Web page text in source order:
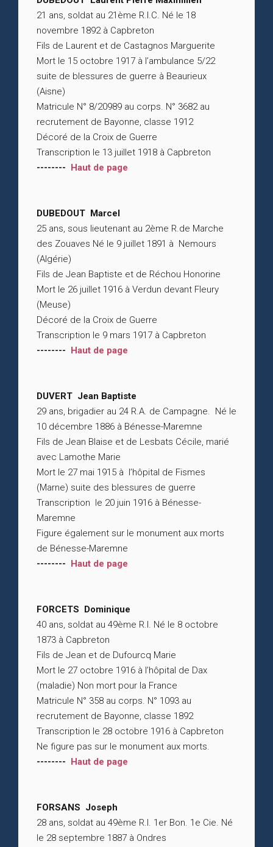
21 ans, soldat au 21ème R.I.C. Né le 18
novembre 1892 à Capbreton
Fils de Laurent et de Castagnos Marguerite
Mort le 15 octobre 1917 à l’ambulance 5/22
suite de blessures de guerre à Beaurieux
(Aisne)
Matricule N° 8/20989 au corps. N° 3682 au
recrutement de Bayonne, classe 1912
Décoré de la Croix de Guerre
Transcription le 13 juillet 1918 à Capbreton
-------- Haut de page
DUBEDOUT Marcel
25 ans, sous lieutenant au 2ème R.de Marche
des Zouaves Né le 9 juillet 1891 à Nemours
(Algérie)
Fils de Jean Baptiste et de Réchou Honorine
Mort le 26 juillet 1916 à Verdun devant Fleury
(Meuse)
Décoré de la Croix de Guerre
Transcription le 9 mars 1917 à Capbreton
-------- Haut de page
DUVERT Jean Baptiste
29 ans, brigadier au 24 R.A. de Campagne. Né le
10 décembre 1886 à Bénesse-Maremne
Fils de Jean Blaise et de Lesbats Cécile, marié
avec Lamothe Marie
Mort le 27 mai 1915 à l’hôpital de Fismes
(Marne) suite des blessures de guerre
Transcription le 20 juin 1916 à Bénesse-
Maremne
Figure également sur le monument aux morts
de Bénesse-Maremne
-------- Haut de page
FORCETS Dominique
40 ans, soldat au 49ème R.I. Né le 8 octobre
1873 à Capbreton
Fils de Jean et de Dufourcq Marie
Mort le 27 octobre 1916 à l’hôpital de Dax
(maladie) Non mort pour la France
Matricule N° 358 au corps. N° 1093 au
recrutement de Bayonne, classe 1892
Transcription le 28 octobre 1916 à Capbreton
Ne figure pas sur le monument aux morts.
-------- Haut de page
FORSANS Joseph
28 ans, soldat au 49ème R.I. 1er Bon. 1e Cie. Né
le 28 septembre 1887 à Ondres